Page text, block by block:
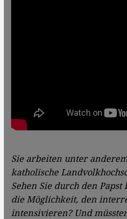
Sie arbeiten unter
katholische
Sehen Sie durch den
die Möglichkeit, den
intensivieren? Und